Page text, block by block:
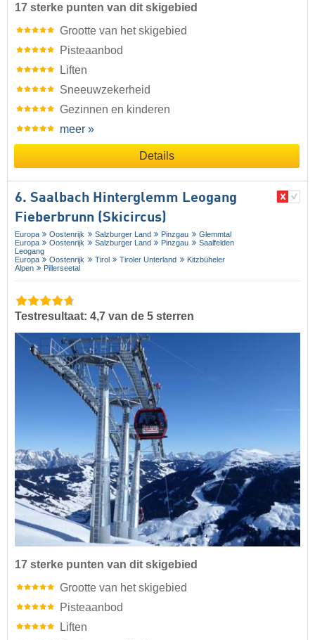
17 sterke punten van dit skigebied
Grootte van het skigebied
Pisteaanbod
Liften
Sneeuwzekerheid
Gezinnen en kinderen
meer »
Details
6. Saalbach Hinterglemm Leogang
Fieberbrunn (Skicircus)
Europa Oostenrijk Salzburger Land Pinzgau
Glemmtal
Europa
Oostenrijk Salzburger Land Pinzgau
Saalfelden
Leogang
Europa
Oostenrijk Tirol Tiroler Unterland
Kitzbüheler
Alpen
Pillerseetal
Testresultaat: 4,7 van de 5 sterren
17 sterke punten van dit skigebied
Grootte van het skigebied
Pisteaanbod
Liften